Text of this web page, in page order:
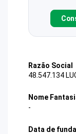
Razão Social
48.547.134
Nome
-
Data de